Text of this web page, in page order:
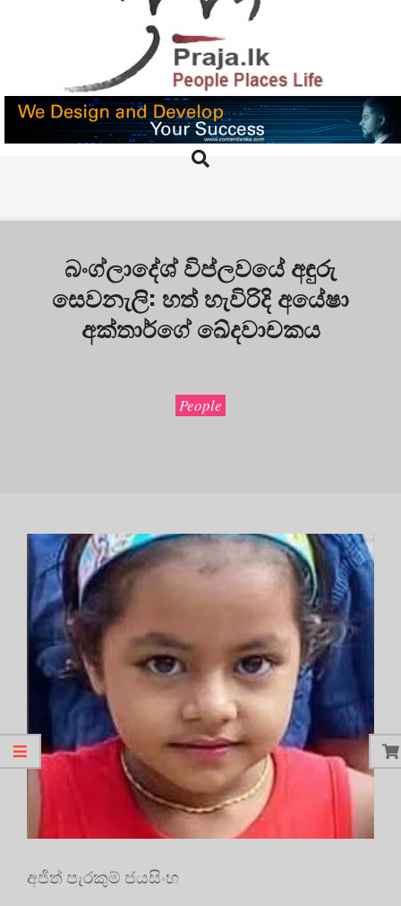
PRAJA.LK
Search
බංග්ලාදේශ් විප්ලවයේ අඳුරු
සෙවනැලි: හත් හැවිරිදි අයේෂා
අක්තාර්ගේ ඛේදවාචකය
People
අජිත් පැරකුම් ජයසිංහ